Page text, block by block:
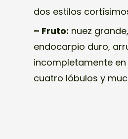
dos estilos
– Fruto: nuez
endocarpio duro,
incompletamente
cuatro lóbulos y